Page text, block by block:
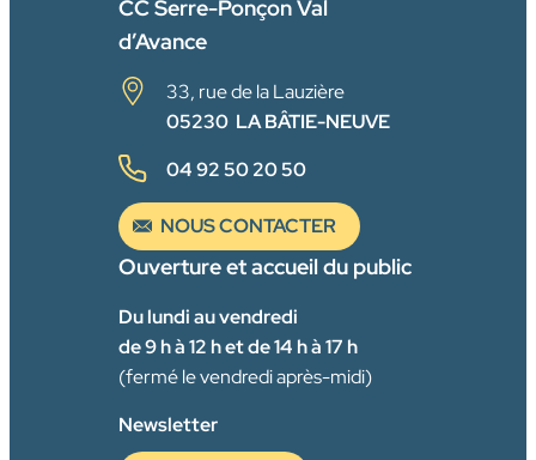
CC Serre-Ponçon Val
d’Avance
33, rue de la Lauzière
05230 LA BÂTIE-NEUVE
04 92 50 20 50
NOUS CONTACTER
Ouverture et accueil du public
Du lundi au vendredi
de 9 h à 12 h et de 14 h à 17 h
(fermé le vendredi après-midi)
Newsletter